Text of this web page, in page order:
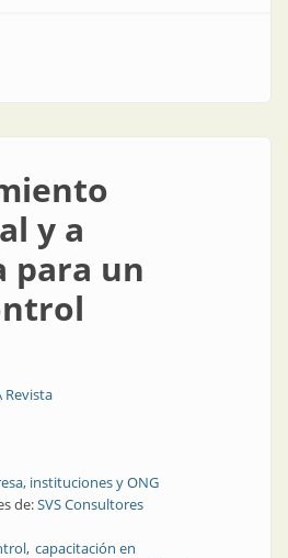
instrumentados de seguridad
y a
para un
Revista
instituciones y ONG
de:SVS Consultores
capacitación en